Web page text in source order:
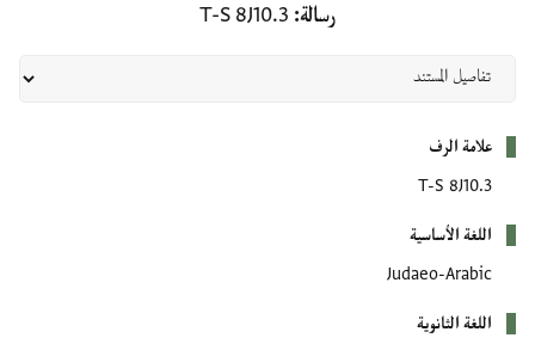
رسالة T-S 8J10.3
علامة الرف
T-S 8J10.3
اللغة الأساسية
Judaeo-Arabic
اللغة الثانوية